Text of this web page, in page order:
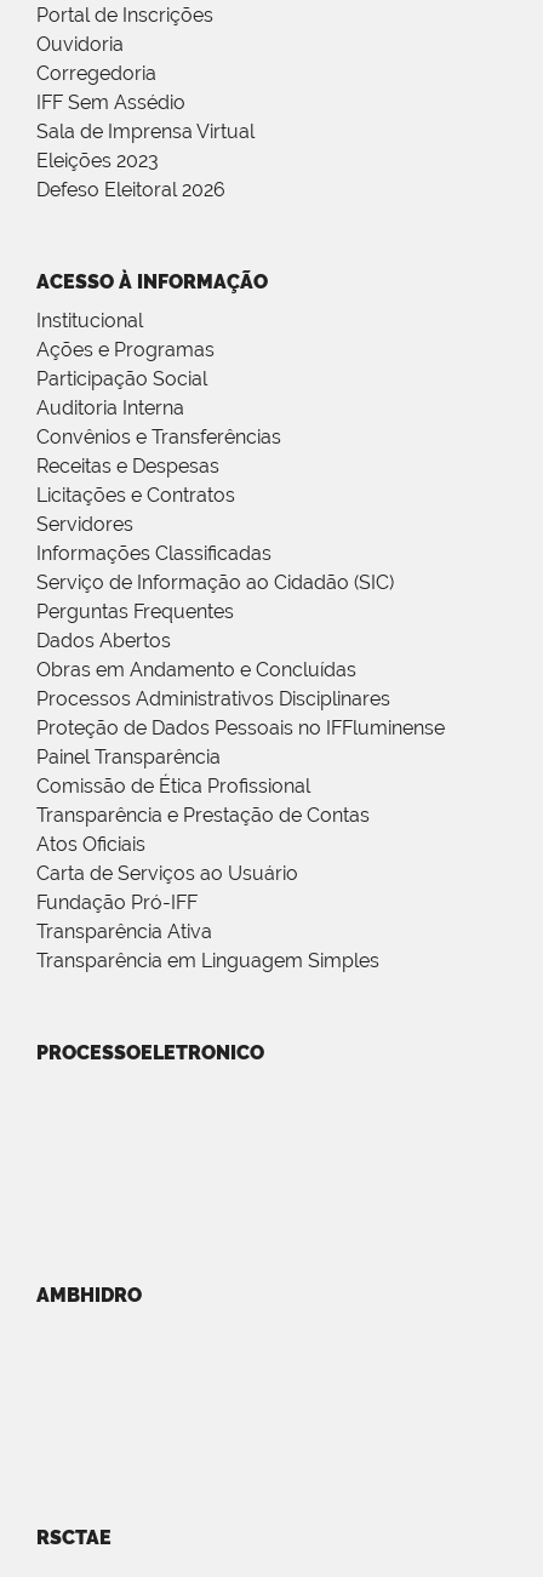
Portal de Inscrições
Ouvidoria
Corregedoria
IFF Sem Assédio
Sala de Imprensa Virtual
Eleições 2023
Defeso Eleitoral 2026
ACESSO À INFORMAÇÃO
Institucional
Ações e Programas
Participação Social
Auditoria Interna
Convênios e Transferências
Receitas e Despesas
Licitações e Contratos
Servidores
Informações Classificadas
Serviço de Informação ao Cidadão (SIC)
Perguntas Frequentes
Dados Abertos
Obras em Andamento e Concluídas
Processos Administrativos Disciplinares
Proteção de Dados Pessoais no IFFluminense
Painel Transparência
Comissão de Ética Profissional
Transparência e Prestação de Contas
Atos Oficiais
Carta de Serviços ao Usuário
Fundação Pró-IFF
Transparência Ativa
Transparência em Linguagem Simples
PROCESSOELETRONICO
AMBHIDRO
RSCTAE